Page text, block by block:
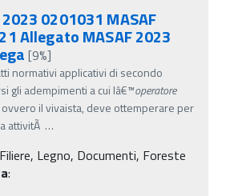
2023 0201031 MASAF
Allegato MASAF 2023
[9%]
normativi applicativi di secondo
gli adempimenti a cui lâ€™operatore
il vivaista, deve ottemperare per
attivitÃ …
Filiere, Legno, Documenti, Foreste
: